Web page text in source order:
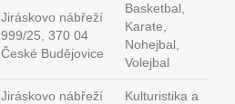
Jiráskovo nábřeží
999/25, 370 04
České Budějovice
Basketbal,
Karate,
Nohejbal,
Volejbal
Jiráskovo nábřeží
Kulturistika a